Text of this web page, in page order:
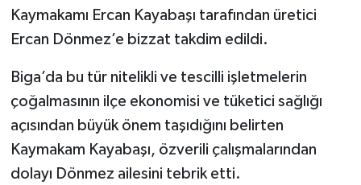
Kaymakamı Ercan Kayabaşı tarafından üretici
Ercan Dönmez’e bizzat takdim edildi.
Biga’da bu tür nitelikli ve tescilli işletmelerin
çoğalmasının ilçe ekonomisi ve tüketici sağlığı
açısından büyük önem taşıdığını belirten
Kaymakam Kayabaşı, özverili çalışmalarından
dolayı Dönmez ailesini tebrik etti.